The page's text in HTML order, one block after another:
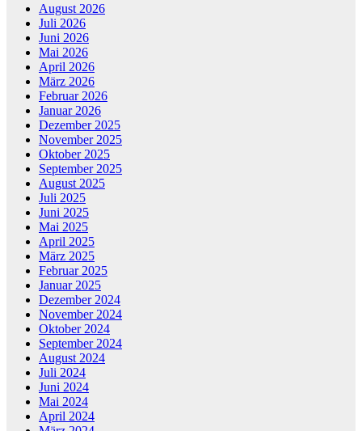
August 2026
Juli 2026
Juni 2026
Mai 2026
April 2026
März 2026
Februar 2026
Januar 2026
Dezember 2025
November 2025
Oktober 2025
September 2025
August 2025
Juli 2025
Juni 2025
Mai 2025
April 2025
März 2025
Februar 2025
Januar 2025
Dezember 2024
November 2024
Oktober 2024
September 2024
August 2024
Juli 2024
Juni 2024
Mai 2024
April 2024